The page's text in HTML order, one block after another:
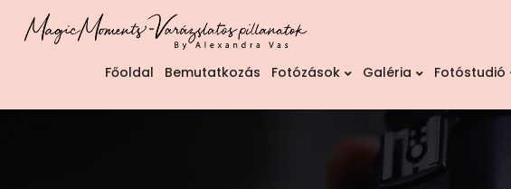
Főoldal Bemutatkozás Fotózások Galéria Fotóstudió